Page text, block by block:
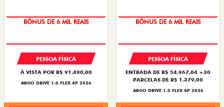
TAXA ZERO
PESSOA FÍSICA
À VISTA POR R$ 91.490,00
ARGO DRIVE 1.0 FLEX 4P 2026
TAXA ZERO
PESSOA FÍSICA
ENTRADA DE R$ 54.967,04 +30
PARCELAS DE R$ 1.379,00
ARGO DRIVE 1.0 FLEX 4P 2026